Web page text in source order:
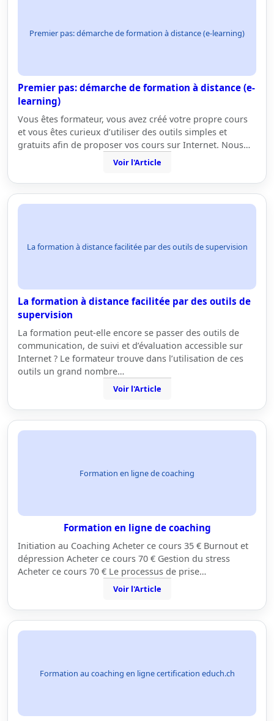
Premier pas: démarche de formation à distance (e-learning)
Premier pas: démarche de formation à distance (e-
learning)
Vous êtes formateur, vous avez créé votre propre cours
et vous êtes curieux d’utiliser des outils simples et
gratuits afin de proposer vos cours sur Internet. Nous…
Voir l'Article
La formation à distance facilitée par des outils de supervision
La formation à distance facilitée par des outils de
supervision
La formation peut-elle encore se passer des outils de
communication, de suivi et d’évaluation accessible sur
Internet ? Le formateur trouve dans l’utilisation de ces
outils un grand nombre…
Voir l'Article
Formation en ligne de coaching
Formation en ligne de coaching
Initiation au Coaching Acheter ce cours 35 € Burnout et
dépression Acheter ce cours 70 € Gestion du stress
Acheter ce cours 70 € Le processus de prise…
Voir l'Article
Formation au coaching en ligne certification educh.ch